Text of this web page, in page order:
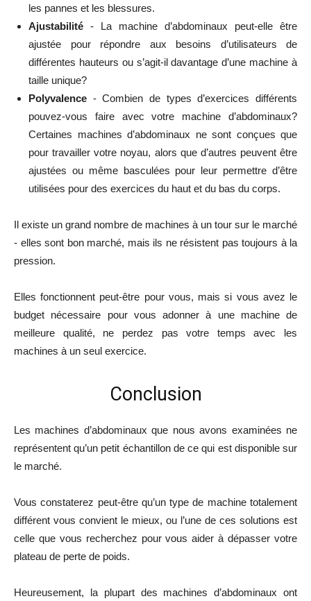
les pannes et les blessures.
Ajustabilité - La machine d’abdominaux peut-elle être
ajustée pour répondre aux besoins d’utilisateurs de
différentes hauteurs ou s’agit-il davantage d’une machine à
taille unique?
Polyvalence - Combien de types d’exercices différents
pouvez-vous faire avec votre machine d’abdominaux?
Certaines machines d’abdominaux ne sont conçues que
pour travailler votre noyau, alors que d’autres peuvent être
ajustées ou même basculées pour leur permettre d’être
utilisées pour des exercices du haut et du bas du corps.
Il existe un grand nombre de machines à un tour sur le marché
- elles sont bon marché, mais ils ne résistent pas toujours à la
pression.
Elles fonctionnent peut-être pour vous, mais si vous avez le
budget nécessaire pour vous adonner à une machine de
meilleure qualité, ne perdez pas votre temps avec les
machines à un seul exercice.
Conclusion
Les machines d’abdominaux que nous avons examinées ne
représentent qu’un petit échantillon de ce qui est disponible sur
le marché.
Vous constaterez peut-être qu’un type de machine totalement
différent vous convient le mieux, ou l’une de ces solutions est
celle que vous recherchez pour vous aider à dépasser votre
plateau de perte de poids.
Heureusement, la plupart des machines d’abdominaux ont